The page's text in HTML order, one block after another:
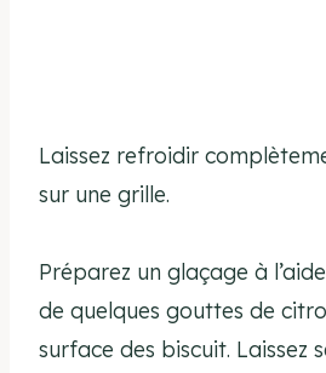
Laissez refroidir
sur une grille.
Préparez un glaçage à
de quelques gouttes de
surface des biscuit. Laissez